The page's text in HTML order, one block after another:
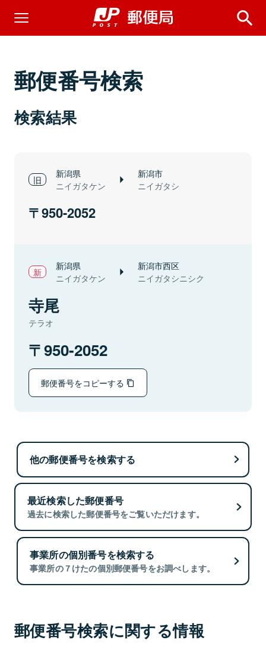
郵便番号検索
検索結果
新潟県
ニイガタケン
新潟市
ニイガタシ
950-2052
新潟県
ニイガタケン
新潟市西区
ニイガタシニシク
寺尾
テラオ
950-2052
郵便番号をコピーする
他の郵便番号を検索する
最近検索した郵便番号
過去に検索した郵便番号をご覧いただけます。
事業所の個別番号を検索する
事業所の７けたの個別郵便番号をお調べします。
郵便番号検索に関する情報